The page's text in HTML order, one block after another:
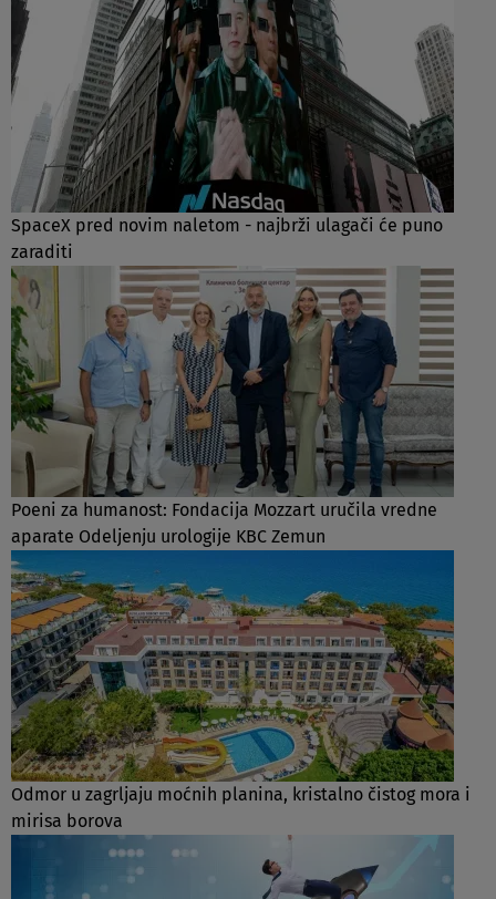
SpaceX pred novim naletom - najbrži ulagači će puno
zaraditi
Poeni za humanost: Fondacija Mozzart uručila vredne
aparate Odeljenju urologije KBC Zemun
Odmor u zagrljaju moćnih planina, kristalno čistog mora i
mirisa borova